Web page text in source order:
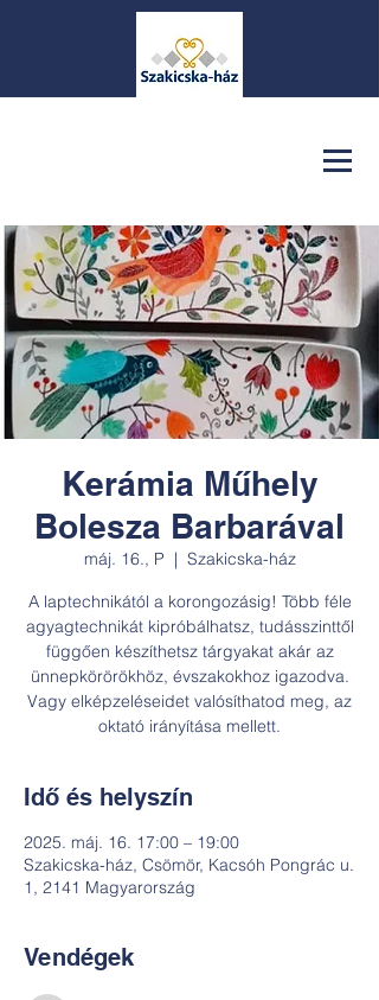
Kerámia Műhely
Bolesza Barbarával
máj. 16., P
  |
Szakicska-ház
A laptechnikától a korongozásig! Több féle
agyagtechnikát kipróbálhatsz, tudásszinttől
függően készíthetsz tárgyakat akár az
ünnepkörörökhöz, évszakokhoz igazodva.
Vagy elképzeléseidet valósíthatod meg, az
oktató irányítása mellett.
Idő és helyszín
2025. máj. 16. 17:00 – 19:00
Szakicska-ház, Csömör, Kacsóh Pongrác u.
1, 2141 Magyarország
Vendégek